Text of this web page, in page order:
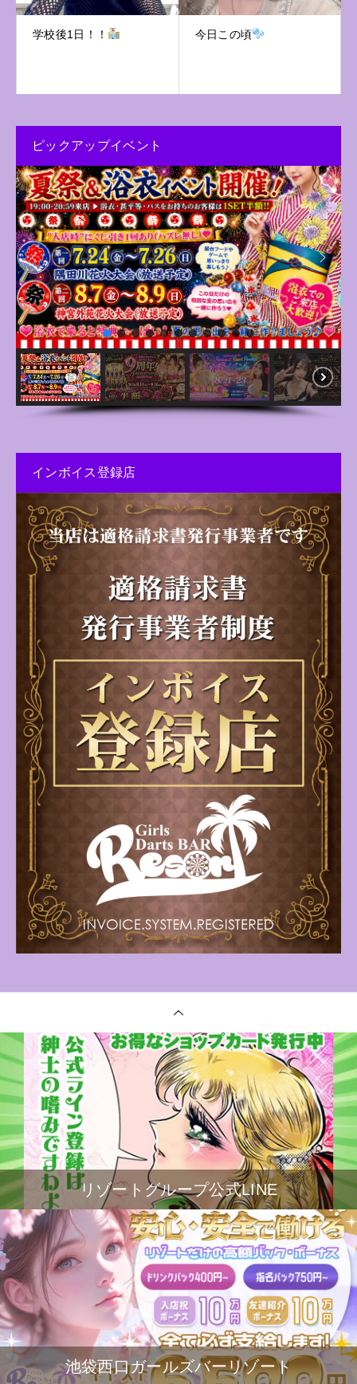
学校後1日！！ 今日この頃
ピックアップイベント
インボイス登録店
リゾートグループ公式LINE
池袋西口ガールズバーリゾート